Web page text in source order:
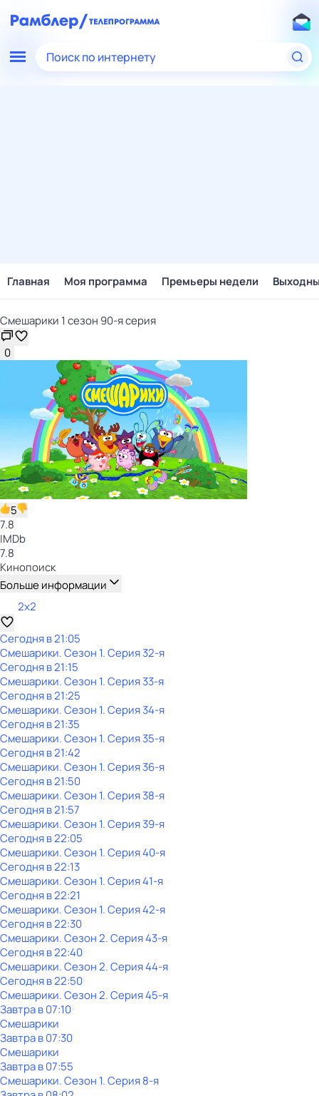
Поиск по интернету
Главная Моя программа Премьеры недели
Смешарики 1 сезон 90-я серия
0
5
7.8
IMDb
7.8
Кинопоиск
Больше информации
2x2
Сегодня в 21:05
Смешарики. Сезон 1. Серия 32-я
Сегодня в 21:15
Смешарики. Сезон 1. Серия 33-я
Сегодня в 21:25
Смешарики. Сезон 1. Серия 34-я
Сегодня в 21:35
Смешарики. Сезон 1. Серия 35-я
Сегодня в 21:42
Смешарики. Сезон 1. Серия 36-я
Сегодня в 21:50
Смешарики. Сезон 1. Серия 38-я
Сегодня в 21:57
Смешарики. Сезон 1. Серия 39-я
Сегодня в 22:05
Смешарики. Сезон 1. Серия 40-я
Сегодня в 22:13
Смешарики. Сезон 1. Серия 41-я
Сегодня в 22:21
Смешарики. Сезон 1. Серия 42-я
Сегодня в 22:30
Смешарики. Сезон 2. Серия 43-я
Сегодня в 22:40
Смешарики. Сезон 2. Серия 44-я
Сегодня в 22:50
Смешарики. Сезон 2. Серия 45-я
Завтра в 07:10
Смешарики
Завтра в 07:30
Смешарики
Завтра в 07:55
Смешарики. Сезон 1. Серия 8-я